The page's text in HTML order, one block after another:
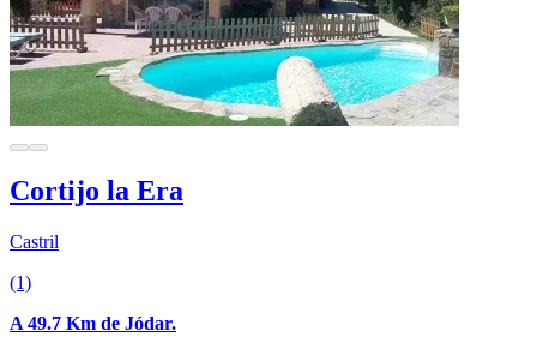
Cortijo la Era
Castril
(1)
A 49.7 Km de Jódar.